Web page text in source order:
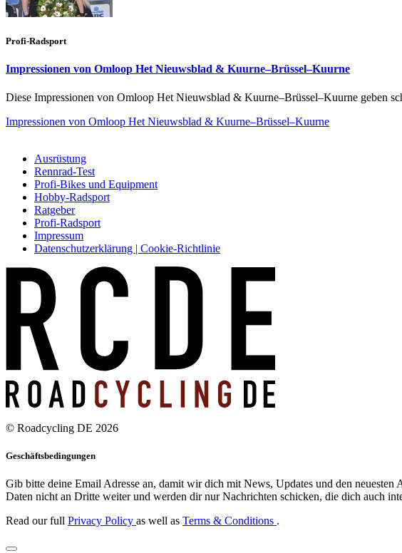
Profi-Radsport
Impressionen von Omloop Het Nieuwsblad & Kuurne–Brüssel–Kuurne
Diese Impressionen von Omloop Het Nieuwsblad & Kuurne–Brüssel–Kuurne geben
Impressionen von Omloop Het Nieuwsblad & Kuurne–Brüssel–Kuurne
Ausrüstung
Rennrad-Test
Profi-Bikes und Equipment
Hobby-Radsport
Ratgeber
Profi-Radsport
Impressum
Datenschutzerklärung | Cookie-Richtlinie
© Roadcycling DE 2026
Geschäftsbedingungen
Gib bitte deine Email Adresse an, damit wir dich mit News, Updates und den
Daten nicht an Dritte weiter und werden dir nur Nachrichten schicken, die dich auch
Read our full Privacy Policy as well as Terms & Conditions .